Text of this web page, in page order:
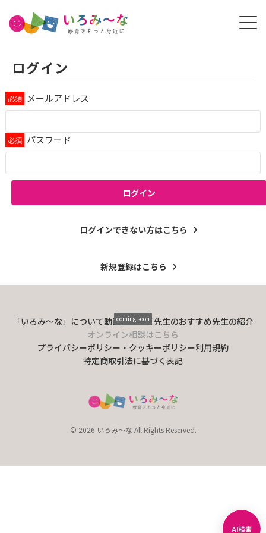
ログイン
メールアドレス
パスワード
ログイン
ログインできない方はこちら
新規登録はこちら
「いろみ〜な」について動画について先生のおすすめ先生の紹介
オンライン相談はこちら
coming soon
プライバシーポリシー・クッキーポリシー利用規約
特定商取引法に基づく表記
© 2026 いろみ～な All Rights Reserved.
AI検索